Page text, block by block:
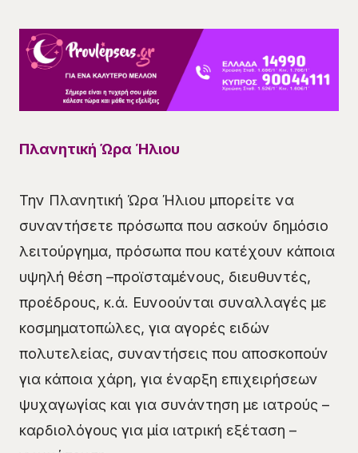
Πλανητική Ώρα Ήλιου
Την Πλανητική Ώρα Ήλιου μπορείτε να
συναντήσετε πρόσωπα που ασκούν δημόσιο
λειτούργημα, πρόσωπα που κατέχουν κάποια
υψηλή θέση –προϊσταμένους, διευθυντές,
προέδρους, κ.ά. Ευνοούνται συναλλαγές με
κοσμηματοπώλες, για αγορές ειδών
πολυτελείας, συναντήσεις που αποσκοπούν
για κάποια χάρη, για έναρξη επιχειρήσεων
ψυχαγωγίας και για συνάντηση με ιατρούς –
καρδιολόγους για μία ιατρική εξέταση –